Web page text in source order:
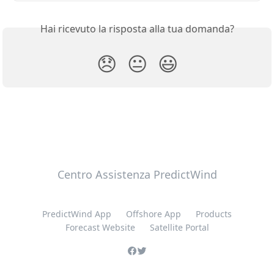
Hai ricevuto la risposta alla tua domanda?
😞 😐 😃
Centro Assistenza PredictWind
PredictWind App Offshore App
Products
Forecast Website
Satellite Portal